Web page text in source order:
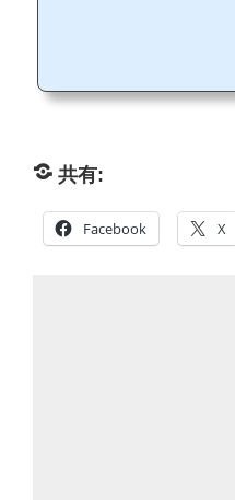
共有:
Facebook X